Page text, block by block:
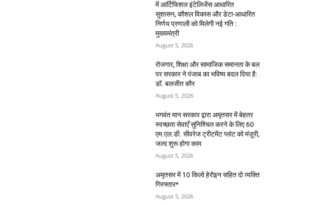
में आर्टिफिशल इंटेलिजेंस आधारित
सुशासन, कौशल विकास और डेटा-आधारित
निर्णय प्रणाली को मिलेगी नई गति :
मुख्यमंत्री
August 5, 2026
रोजगार, शिक्षा और सामाजिक समानता के बल
पर सरकार ने पंजाब का भविष्य बदल दिया है:
डॉ. बलजीत कौर
August 5, 2026
भगवंत मान सरकार द्वारा अमृतसर में बेहतर
स्वच्छता सेवाएँ सुनिश्चित करने के लिए 60
एम.एल.डी. सीवरेज ट्रीटमेंट प्लांट को मंज़ूरी,
जल्द शुरू होगा काम
August 5, 2026
अमृतसर में 10 किलो हेरोइन सहित दो व्यक्ति
गिरफ्तार*
August 5, 2026